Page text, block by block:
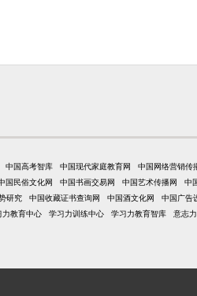
中国高考智库 中国现代家庭教育网 中国网络营销传
国民俗文化网 中国书画交易网 中国艺术传播网 中
研究 中国收藏证书查询网 中国酒文化网 中国广告
力教育中心 学习力训练中心 学习力教育智库 意志